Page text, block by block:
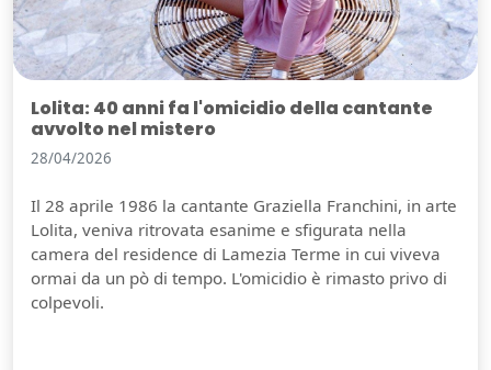
Lolita: 40 anni fa l'omicidio della cantante
avvolto nel mistero
28/04/2026
Il 28 aprile 1986 la cantante Graziella Franchini, in arte
Lolita, veniva ritrovata esanime e sfigurata nella
camera del residence di Lamezia Terme in cui viveva
ormai da un pò di tempo. L'omicidio è rimasto privo di
colpevoli.